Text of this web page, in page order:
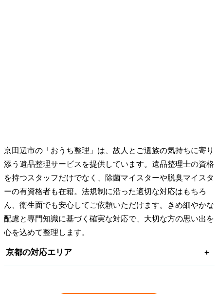
京田辺市の「おうち整理」は、故人とご遺族の気持ちに寄り
添う遺品整理サービスを提供しています。遺品整理士の資格
を持つスタッフだけでなく、除菌マイスターや脱臭マイスタ
ーの有資格者も在籍。法規制に沿った適切な対応はもちろ
ん、衛生面でも安心してご依頼いただけます。きめ細やかな
配慮と専門知識に基づく確実な対応で、大切な方の思い出を
心を込めて整理します。
京都の対応エリア